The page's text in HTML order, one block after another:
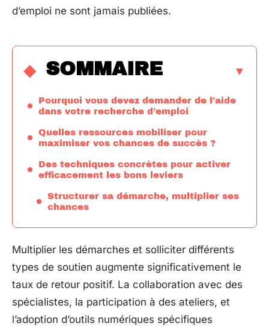
d’emploi ne sont jamais publiées.
SOMMAIRE
Pourquoi vous devez demander de l’aide
dans votre recherche d’emploi
Quelles ressources mobiliser pour
maximiser vos chances de succès ?
Des techniques concrètes pour activer
efficacement les bons leviers
Structurer sa démarche, multiplier ses
chances
Multiplier les démarches et solliciter différents
types de soutien augmente significativement le
taux de retour positif. La collaboration avec des
spécialistes, la participation à des ateliers, et
l’adoption d’outils numériques spécifiques